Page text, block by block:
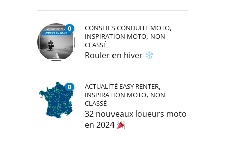
0 CONSEILS CONDUITE MOTO,
INSPIRATION MOTO, NON
CLASSÉ
Rouler en hiver
0 ACTUALITÉ EASY RENTER,
INSPIRATION MOTO, NON
CLASSÉ
32 nouveaux loueurs moto
en 2024